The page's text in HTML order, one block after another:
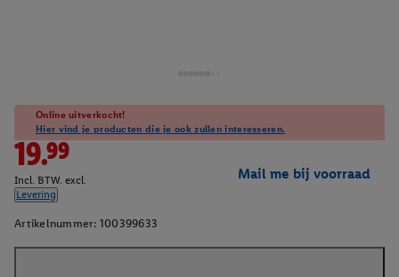
Online uitverkocht!
Hier vind je producten die je ook zullen interesseren.
19.99
Incl. BTW. excl.
Levering
Mail me bij voorraad
Artikelnummer: 100399633